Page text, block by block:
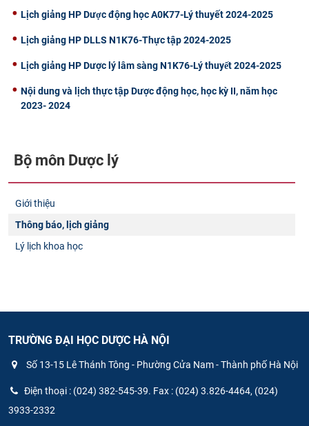
Lịch giảng HP Dược động học A0K77-Lý thuyết 2024-2025
Lịch giảng HP DLLS N1K76-Thực tập 2024-2025
Lịch giảng HP Dược lý lâm sàng N1K76-Lý thuyết 2024-2025
Nội dung và lịch thực tập Dược động học, học kỳ II, năm học
2023- 2024
Bộ môn Dược lý
Giới thiệu
Thông báo, lịch giảng
Lý lịch khoa học
TRƯỜNG ĐẠI HỌC DƯỢC HÀ NỘI
Số 13-15 Lê Thánh Tông - Phường Cửa Nam - Thành phố Hà Nội
Điện thoại : (024) 382-545-39. Fax : (024) 3.826-4464, (024)
3933-2332